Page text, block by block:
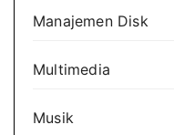
Manajemen Disk
Multimedia
Musik